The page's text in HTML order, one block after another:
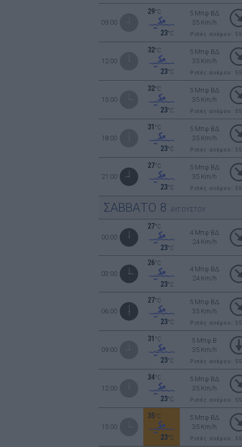
09:00
29°C
23°C
5 Μπφ ΒΔ
35 Km/h
Ριπές ανέμου: 55
12:00
32°C
23°C
5 Μπφ ΒΔ
35 Km/h
Ριπές ανέμου: 55
15:00
32°C
23°C
5 Μπφ ΒΔ
35 Km/h
Ριπές ανέμου: 55
18:00
31 °C
23°C
5 Μπφ ΒΔ
35 Km/h
Ριπές ανέμου: 55
21:00
27°C
23°C
5 Μπφ ΒΔ
35 Km/h
Ριπές ανέμου: 55
ΣΑΒΒΑΤΟ 8 ΑΥΓΟΥΣΤΟΥ
00:00
27°C
23°C
4 Μπφ ΒΔ
24 Km/h
03:00
26°C
23°C
4 Μπφ ΒΔ
24 Km/h
06:00
27°C
23°C
5 Μπφ ΒΔ
35 Km/h
Ριπές ανέμου: 55
09:00
31 °C
23°C
5 Μπφ B
35 Km/h
Ριπές ανέμου: 55
12:00
34°C
23°C
5 Μπφ ΒΔ
35 Km/h
Ριπές ανέμου: 55
15:00
35°C
23°C
5 Μπφ ΒΔ
35 Km/h
Ριπές ανέμου: 55